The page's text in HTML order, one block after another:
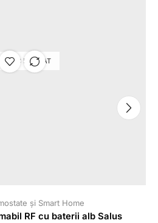
STOC EPUIZAT
și Smart Home
RF cu baterii alb Salus